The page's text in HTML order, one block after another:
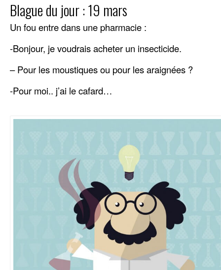
Blague du jour : 19 mars
Un fou entre dans une pharmacie :
-Bonjour, je voudrais acheter un insecticide.
– Pour les moustiques ou pour les araignées ?
-Pour moi.. j’ai le cafard…